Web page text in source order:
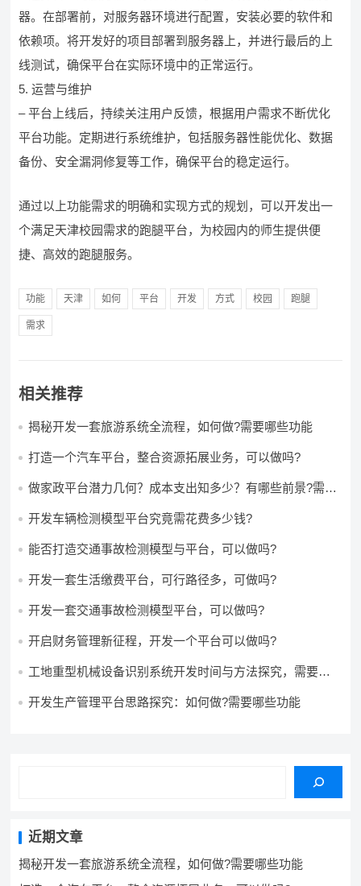
器。在部署前，对服务器环境进行配置，安装必要的软件和
依赖项。将开发好的项目部署到服务器上，并进行最后的上
线测试，确保平台在实际环境中的正常运行。
5. 运营与维护
– 平台上线后，持续关注用户反馈，根据用户需求不断优化
平台功能。定期进行系统维护，包括服务器性能优化、数据
备份、安全漏洞修复等工作，确保平台的稳定运行。
通过以上功能需求的明确和实现方式的规划，可以开发出一
个满足天津校园需求的跑腿平台，为校园内的师生提供便
捷、高效的跑腿服务。
功能 天津 如何 平台 开发 方式 校园 跑腿
需求
相关推荐
揭秘开发一套旅游系统全流程，如何做?需要哪些功能
打造一个汽车平台，整合资源拓展业务，可以做吗?
做家政平台潜力几何？成本支出知多少？有哪些前景?需要
开发车辆检测模型平台究竟需花费多少钱?
能否打造交通事故检测模型与平台，可以做吗?
开发一套生活缴费平台，可行路径多，可做吗?
开发一套交通事故检测模型平台，可以做吗?
开启财务管理新征程，开发一个平台可以做吗?
工地重型机械设备识别系统开发时间与方法探究，需要多
开发生产管理平台思路探究：如何做?需要哪些功能
近期文章
揭秘开发一套旅游系统全流程，如何做?需要哪些功能